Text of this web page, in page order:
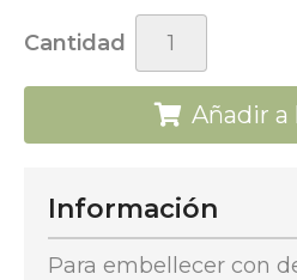
Cantidad
Añadir a
Información
Para embellecer con